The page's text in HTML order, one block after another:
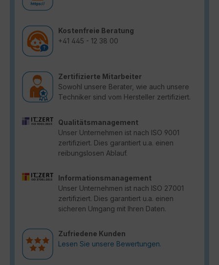
Kostenfreie Beratung
+41 445 - 12 38 00
Zertifizierte Mitarbeiter
Sowohl unsere Berater, wie auch unsere
Techniker sind vom Hersteller zertifiziert.
Qualitätsmanagement
Unser Unternehmen ist nach ISO 9001
zertifiziert. Dies garantiert u.a. einen
reibungslosen Ablauf.
Informationsmanagement
Unser Unternehmen ist nach ISO 27001
zertifiziert. Dies garantiert u.a. einen
sicheren Umgang mit Ihren Daten.
Zufriedene Kunden
Lesen Sie unsere Bewertungen.